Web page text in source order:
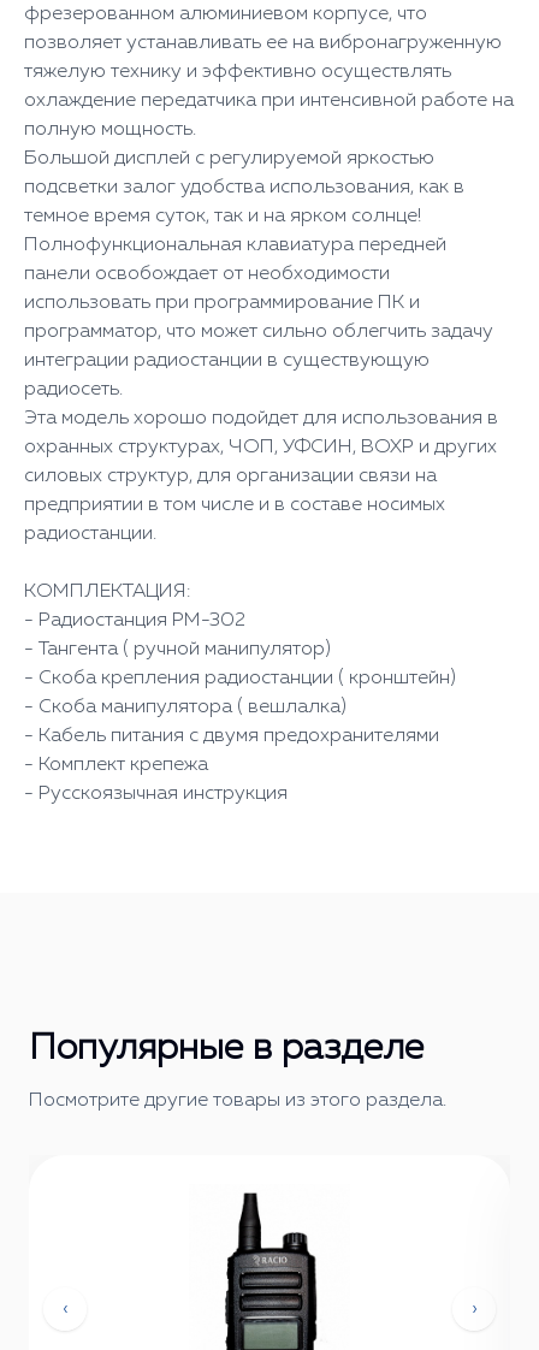
фрезерованном алюминиевом корпусе, что
позволяет устанавливать ее на вибронагруженную
тяжелую технику и эффективно осуществлять
охлаждение передатчика при интенсивной работе на
полную мощность.
Большой дисплей с регулируемой яркостью
подсветки залог удобства использования, как в
темное время суток, так и на ярком солнце!
Полнофункциональная клавиатура передней
панели освобождает от необходимости
использовать при программирование ПК и
программатор, что может сильно облегчить задачу
интеграции радиостанции в существующую
радиосеть.
Эта модель хорошо подойдет для использования в
охранных структурах, ЧОП, УФСИН, ВОХР и других
силовых структур, для организации связи на
предприятии в том числе и в составе носимых
радиостанции.
КОМПЛЕКТАЦИЯ:
- Радиостанция РМ-302
- Тангента ( ручной манипулятор)
- Скоба крепления радиостанции ( кронштейн)
- Скоба манипулятора ( вешлалка)
- Кабель питания с двумя предохранителями
- Комплект крепежа
- Русскоязычная инструкция
Популярные в разделе
Посмотрите другие товары из этого раздела.
‹ ›